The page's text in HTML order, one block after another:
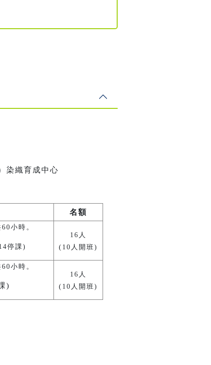
染織育成中心
名額
小時。
停課)
16人
(10人開班)
小時。
)
16人
(10人開班)